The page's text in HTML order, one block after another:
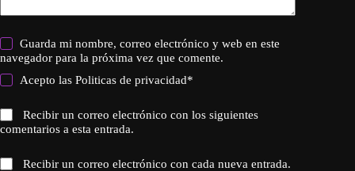
Guarda mi nombre, correo electrónico y web en este
navegador para la próxima vez que comente.
Acepto lasPoliticas de privacidad*
Recibir un correo electrónico con los siguientes
comentarios a esta entrada.
Recibir un correo electrónico con cada nueva entrada.